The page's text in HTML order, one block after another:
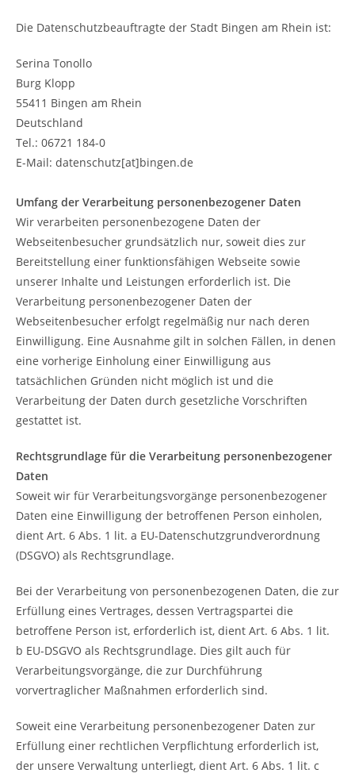
Die Datenschutzbeauftragte der Stadt Bingen am Rhein ist:
Serina Tonollo
Burg Klopp
55411 Bingen am Rhein
Deutschland
Tel.: 06721 184-0
E-Mail: datenschutz[at]bingen.de
Umfang der Verarbeitung personenbezogener Daten
Wir verarbeiten personenbezogene Daten der
Webseitenbesucher grundsätzlich nur, soweit dies zur
Bereitstellung einer funktionsfähigen Webseite sowie
unserer Inhalte und Leistungen erforderlich ist. Die
Verarbeitung personenbezogener Daten der
Webseitenbesucher erfolgt regelmäßig nur nach deren
Einwilligung. Eine Ausnahme gilt in solchen Fällen, in denen
eine vorherige Einholung einer Einwilligung aus
tatsächlichen Gründen nicht möglich ist und die
Verarbeitung der Daten durch gesetzliche Vorschriften
gestattet ist.
Rechtsgrundlage für die Verarbeitung personenbezogener
Daten
Soweit wir für Verarbeitungsvorgänge personenbezogener
Daten eine Einwilligung der betroffenen Person einholen,
dient Art. 6 Abs. 1 lit. a EU-Datenschutzgrundverordnung
(DSGVO) als Rechtsgrundlage.
Bei der Verarbeitung von personenbezogenen Daten, die zur
Erfüllung eines Vertrages, dessen Vertragspartei die
betroffene Person ist, erforderlich ist, dient Art. 6 Abs. 1 lit.
b EU-DSGVO als Rechtsgrundlage. Dies gilt auch für
Verarbeitungsvorgänge, die zur Durchführung
vorvertraglicher Maßnahmen erforderlich sind.
Soweit eine Verarbeitung personenbezogener Daten zur
Erfüllung einer rechtlichen Verpflichtung erforderlich ist,
der unsere Verwaltung unterliegt, dient Art. 6 Abs. 1 lit. c